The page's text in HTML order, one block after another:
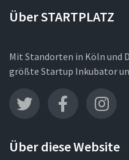
Über STARTPLATZ
Mit Standorten in Köln und
größte Startup Inkubator
Über diese Website